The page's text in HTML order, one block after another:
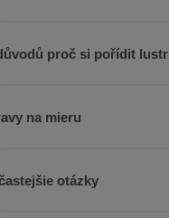
proč si pořídit lustr
na mieru
otázky